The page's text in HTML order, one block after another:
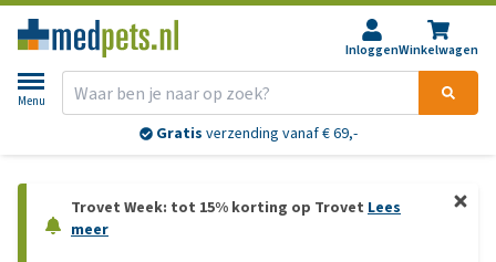
InloggenWinkelwagen
Menu
Gratis verzending vanaf € 69,-
Trovet Week: tot 15% korting op Trovet Lees
meer